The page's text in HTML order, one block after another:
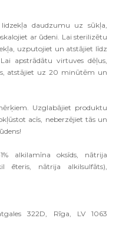
ļa daudzumu uz sūkļa,
arūdeni. Lai sterilizētu
ļa, uzputojiet un atstājiet līdz
Lai apstrādātu virtuves dēļus,
, atstājiet uz 20 minūtēm un
ērķiem. Uzglabājiet produktu
ļūstot acīs, neberzējiet tās un
ūdens!
alkilamīna oksīds, nātrija
ēteris, nātrija alkilsulfāts),
322D, Rīga, LV 1063